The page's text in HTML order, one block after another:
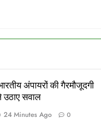
अंपायरों की गैरमौजूदगी
उठाए सवाल
24 Minutes Ago 0